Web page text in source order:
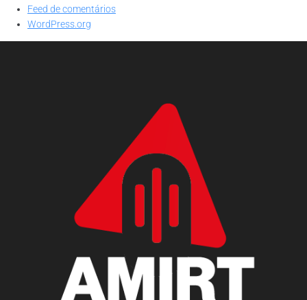
Feed de comentários
WordPress.org